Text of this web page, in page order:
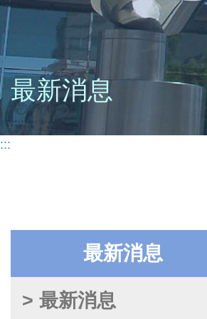
最新消息
:::
最新消息
> 最新消息